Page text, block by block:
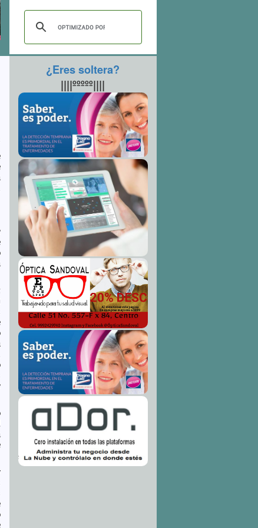
¿Eres soltera?
||||ººººº||||